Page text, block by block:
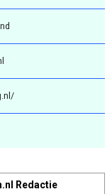
Redactie